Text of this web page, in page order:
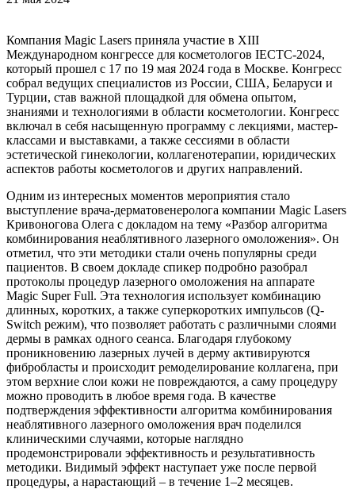
Компания Magic Lasers приняла участие в XIII
Международном конгрессе для косметологов IECTC-2024,
который прошел с 17 по 19 мая 2024 года в Москве. Конгресс
собрал ведущих специалистов из России, США, Беларуси и
Турции, став важной площадкой для обмена опытом,
знаниями и технологиями в области косметологии. Конгресс
включал в себя насыщенную программу с лекциями, мастер-
классами и выставками, а также сессиями в области
эстетической гинекологии, коллагенотерапии, юридических
аспектов работы косметологов и других направлений.
Одним из интересных моментов мероприятия стало
выступление врача-дерматовенеролога компании Magic Lasers
Кривоногова Олега с докладом на тему «Разбор алгоритма
комбинирования неаблятивного лазерного омоложения». Он
отметил, что эти методики стали очень популярны среди
пациентов. В своем докладе спикер подробно разобрал
протоколы процедур лазерного омоложения на аппарате
Magic Super Full. Эта технология использует комбинацию
длинных, коротких, а также суперкоротких импульсов (Q-
Switch режим), что позволяет работать с различными слоями
дермы в рамках одного сеанса. Благодаря глубокому
проникновению лазерных лучей в дерму активируются
фибробласты и происходит ремоделирование коллагена, при
этом верхние слои кожи не повреждаются, а саму процедуру
можно проводить в любое время года. В качестве
подтверждения эффективности алгоритма комбинирования
неаблятивного лазерного омоложения врач поделился
клиническими случаями, которые наглядно
продемонстрировали эффективность и результативность
методики. Видимый эффект наступает уже после первой
процедуры, а нарастающий – в течение 1–2 месяцев.